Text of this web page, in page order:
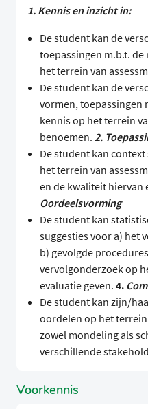
1. Kennis en inzicht in:
De student kan de
toepassingen m.b.t.
het terrein van
De student kan de
vormen, toepassingen
kennis op het terrein
benoemen. 2.
De student kan
het terrein van
en de kwaliteit hiervan
Oordeelsvorming
De student kan
suggesties voor a) het
b) gevolgde
vervolgonderzoek op
evaluatie geven. 4.
De student kan zijn/
oordelen op het
zowel mondeling als
verschillende
Voorkennis